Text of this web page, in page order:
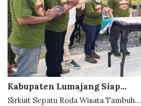
Kabupaten Lumajang Siap...
Sirkuit Sepatu Roda Wisata Tambuh...